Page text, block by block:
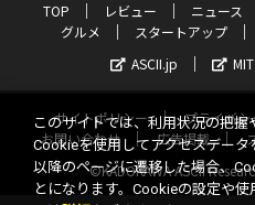
TOP レビュー ニュース
グルメ
スタートアップ
ASCII.jp
サイトポリシー プライバシ
お問い合わせ
広告掲載
©KADOKAWA ASCII
このサイトでは、利用状況の把握
Cookieを使用してアクセスデー
以降のページに遷移した場合、
とになります。Cookieの設定や